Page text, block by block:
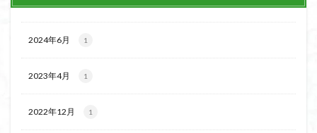
2024年6月 1
2023年4月 1
2022年12月 1